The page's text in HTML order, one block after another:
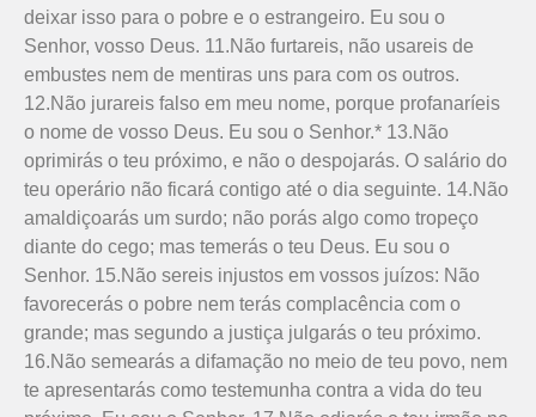
deixar isso para o pobre e o estrangeiro. Eu sou o
Senhor, vosso Deus. 11.Não furtareis, não usareis de
embustes nem de mentiras uns para com os outros.
12.Não jurareis falso em meu nome, porque profanaríeis
o nome de vosso Deus. Eu sou o Senhor.* 13.Não
oprimirás o teu próximo, e não o despojarás. O salário do
teu operário não ficará contigo até o dia seguinte. 14.Não
amaldiçoarás um surdo; não porás algo como tropeço
diante do cego; mas temerás o teu Deus. Eu sou o
Senhor. 15.Não sereis injustos em vossos juízos: Não
favorecerás o pobre nem terás complacência com o
grande; mas segundo a justiça julgarás o teu próximo.
16.Não semearás a difamação no meio de teu povo, nem
te apresentarás como testemunha contra a vida do teu